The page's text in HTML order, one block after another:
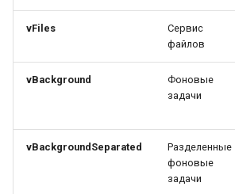
g
Справочник параметров
Список дефектов активов
продуктов
Управление пайплайнами
Gitea интеграция
GitFlic интеграция
PT AI интеграция
аутентификация (2FA)
Стандартные роли
Управление регистрацией
пользователей
Журналирование
vFiles
Сервис
файлов
vBackground
Фоновые
задачи
vBackgroundSeparated
Разделенные
фоновые
задачи